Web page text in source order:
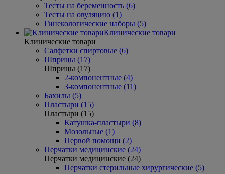
Тесты на беременность (6)
Тесты на овуляцию (1)
Гинекологические наборы (5)
Клинические товари
Клинические товари
Салфетки спиртовые (6)
Шприцы (17)
Шприцы (17)
2-компонентные (4)
3-компонентные (11)
Бахилы (5)
Пластыри (15)
Пластыри (15)
Катушка-пластыри (8)
Мозольные (1)
Первой помощи (2)
Перчатки медицинские (24)
Перчатки медицинские (24)
Перчатки стерильные хирургические (5)